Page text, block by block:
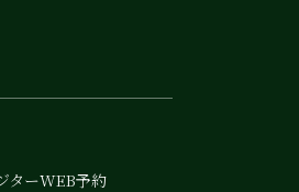
ターWEB予約